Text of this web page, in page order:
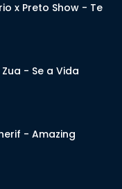
x Preto Show - Te
- Se a Vida
- Amazing